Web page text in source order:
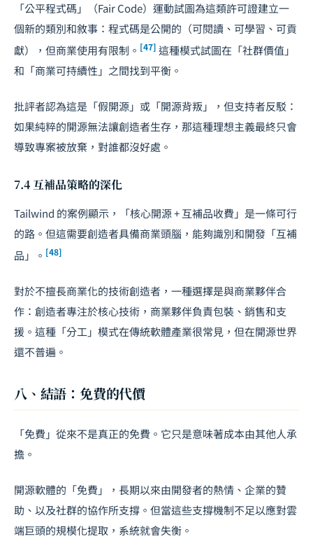
「公平程式碼」（Fair Code）運動試圖為這類許可證建立一
個新的類別和敘事：程式碼是公開的（可閱讀、可學習、可貢
獻），但商業使用有限制。 [47] 這種模式試圖在「社群價值」
和「商業可持續性」之間找到平衡。
批評者認為這是「假開源」或「開源背叛」，但支持者反駁：
如果純粹的開源無法讓創造者生存，那這種理想主義最終只會
導致專案被放棄，對誰都沒好處。
7.4 互補品策略的深化
Tailwind 的案例顯示，「核心開源 + 互補品收費」是一條可行
的路。但這需要創造者具備商業頭腦，能夠識別和開發「互補
品」。 [48]
對於不擅長商業化的技術創造者，一種選擇是與商業夥伴合
作：創造者專注於核心技術，商業夥伴負責包裝、銷售和支
援。這種「分工」模式在傳統軟體產業很常見，但在開源世界
還不普遍。
八、結語：免費的代價
「免費」從來不是真正的免費。它只是意味著成本由其他人承
擔。
開源軟體的「免費」，長期以來由開發者的熱情、企業的贊
助、以及社群的協作所支撐。但當這些支撐機制不足以應對雲
端巨頭的規模化提取，系統就會失衡。